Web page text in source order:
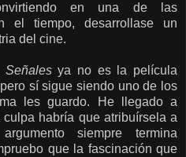
en una de las
el tiempo, desarrollase un
del cine.
Señalesya no es la película
sí sigue siendo uno de los
les guardo. He llegado a
habría que atribuírsela a
siempre termina
que la fascinación que